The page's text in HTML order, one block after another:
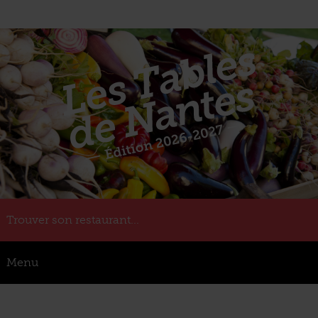
Trouver son restaurant...
Menu